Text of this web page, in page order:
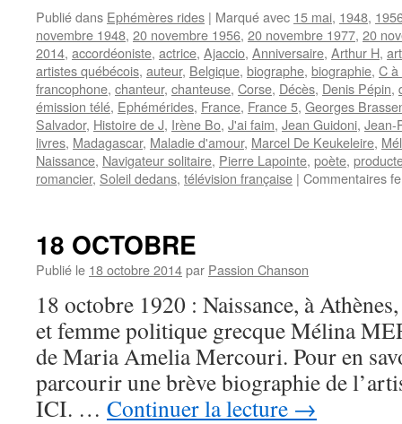
Publié dans Ephémères rides | Marqué avec 15 mai, 1948,
novembre 1948, 20 novembre 1956, 20 novembre 1977, 20
2014, accordéoniste, actrice, Ajaccio, Anniversaire, Arthur H,
artistes québécois, auteur, Belgique, biographe, biographie, C à
francophone, chanteur, chanteuse, Corse, Décès, Denis Pépin,
émission télé, Ephémérides, France, France 5, Georges
Salvador, Histoire de J, Irène Bo, J'ai faim, Jean Guidoni, Jean-
livres, Madagascar, Maladie d'amour, Marcel De Keukeleire,
Naissance, Navigateur solitaire, Pierre Lapointe, poète,
romancier, Soleil dedans, télévision française | Commentaires
18 OCTOBRE
Publié le 18 octobre 2014par Passion Chanson
18 octobre 1920 : Naissance, à
et femme politique grecque Mélina
de Maria Amelia Mercouri. Pour en
parcourir une brève biographie de
ICI. … Continuer la lecture →